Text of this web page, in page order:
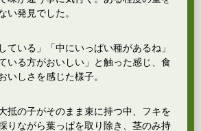
い発見でした。
ている」「中にいっぱい種があるね」
いる方がおいしい」と触った感じ、食
いしさを感じた様子。
抵の子がそのまま束に持つ中、フキを
りながら葉っぱを取り除き、茎のみ持